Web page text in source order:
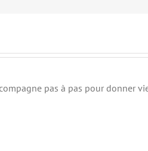
pas à pas pour donner